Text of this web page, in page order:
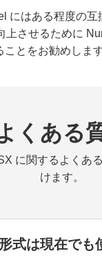
にはある程度の互
上させるために
とをお勧めします
くある
に関するよくあ
けます。
式は現在でも